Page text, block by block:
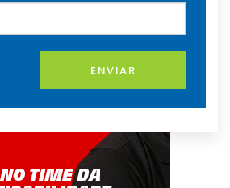
ENVIAR